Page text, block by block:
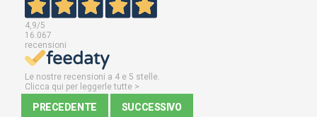
4,9/5
16.067
recensioni
Le nostre recensioni a 4 e 5 stelle.
Clicca qui per leggerle tutte >
PRECEDENTE SUCCESSIVO